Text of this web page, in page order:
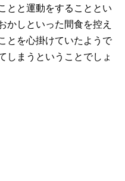
とと運動をすることとい
かしといった間食を控え
とを心掛けていたようで
しまうということでしょ